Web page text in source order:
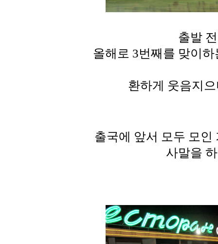
출발
올해로 3번째를 맞이
환하게 웃음지
출국에 앞서 모두 모
사말을